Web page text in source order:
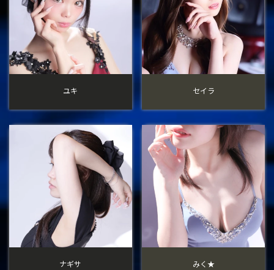
ユキ セイラ
ナギサ みく★